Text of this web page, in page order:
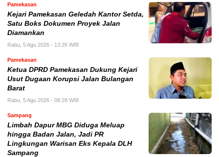
Pamekasan
Kejari Pamekasan Geledah Kantor Setda,
Satu Boks Dokumen Proyek Jalan
Diamankan
Rabu, 5 Agu 2026 - 13:26 WIB
Pamekasan
Ketua DPRD Pamekasan Dukung Kejari
Usut Dugaan Korupsi Jalan Bulangan
Barat
Rabu, 5 Agu 2026 - 08:28 WIB
Sampang
Limbah Dapur MBG Diduga Meluap
hingga Badan Jalan, Jadi PR
Lingkungan Warisan Eks Kepala DLH
Sampang